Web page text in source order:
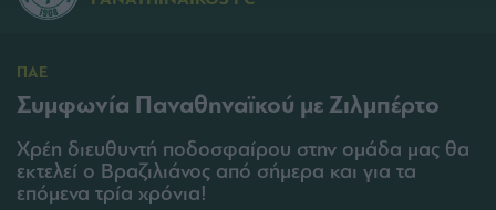
ΠΑΕ
Συμφωνία Παναθηναϊκού με Ζιλμπέρτο
Χρέη διευθυντή ποδοσφαίρου στην ομάδα μας θα
εκτελεί ο Βραζιλιάνος από σήμερα και για τα
επόμενα τρία χρόνια!